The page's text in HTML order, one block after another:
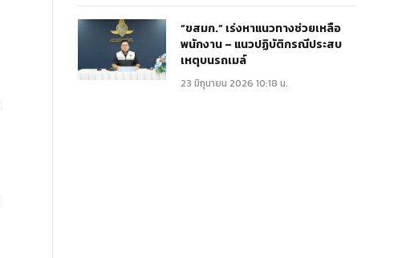
“ขสมก.” เร่งหาแนวทางช่วยเหลือ
พนักงาน – แนวปฏิบัติกรณีประสบ
เหตุบนรถเมล์
23 มิถุนายน 2026 10:18 น.